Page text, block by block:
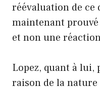
réévaluation de ce
maintenant prouvé
et non une
Lopez, quant à lui,
raison de la nature